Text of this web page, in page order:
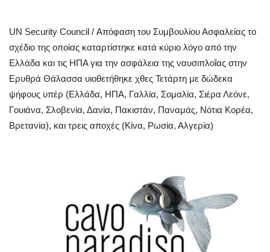
Mykonos Ticker TV
Sport
Sustainability
Health
Aegean Islands
Σεβασμιώτατος Δωρόθεος Β’
UN Security Council / Απόφαση του Συμβουλίου Ασφαλείας το
σχέδιο της οποίας καταρτίστηκε κατά κύριο λόγο από την
Ελλάδα και τις ΗΠΑ για την ασφάλεια της ναυσιπλοΐας στην
Ερυθρά Θάλασσα υιοθετήθηκε χθες Τετάρτη με δώδεκα
ψήφους υπέρ (Ελλάδα, ΗΠΑ, Γαλλία, Σομαλία, Σιέρα Λεόνε,
Γουιάνα, Σλοβενία, Δανία, Πακιστάν, Παναμάς, Νότια Κορέα,
Βρετανία), και τρεις αποχές (Κίνα, Ρωσία, Αλγερία)